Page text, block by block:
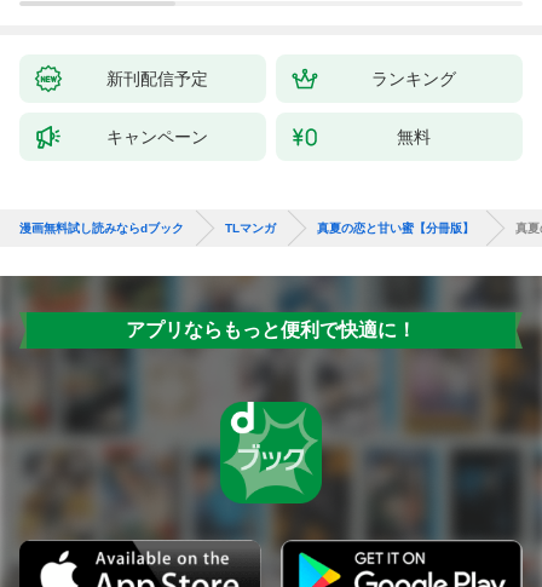
新刊配信予定 ランキング
キャンペーン 無料
漫画無料試し読みならdブック TLマンガ 真夏の恋と甘い蜜【分冊版】 真
アプリならもっと便利で快適に！